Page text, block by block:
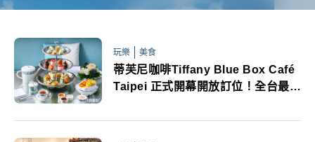
玩樂 美食
蒂芙尼咖啡Tiffany Blue Box Café
Taipei 正式開幕開放訂位！全台最美